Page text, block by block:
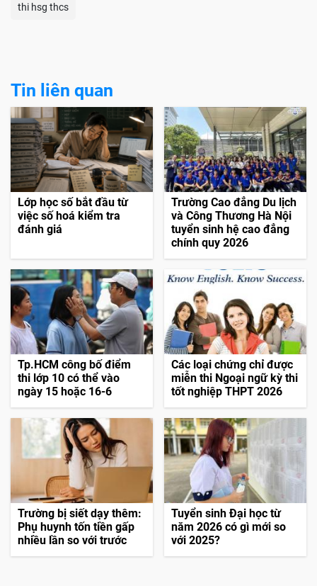
thi hsg thcs
Tin liên quan
Lớp học số bắt đầu từ
việc số hoá kiểm tra
đánh giá
Trường Cao đẳng Du lịch
và Công Thương Hà Nội
tuyển sinh hệ cao đẳng
chính quy 2026
Tp.HCM công bố điểm
thi lớp 10 có thể vào
ngày 15 hoặc 16-6
Các loại chứng chỉ được
miễn thi Ngoại ngữ kỳ thi
tốt nghiệp THPT 2026
Trường bị siết dạy thêm:
Phụ huynh tốn tiền gấp
nhiều lần so với trước
Tuyển sinh Đại học từ
năm 2026 có gì mới so
với 2025?